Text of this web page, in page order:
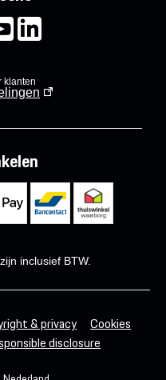
klanten
inclusief BTW.
& privacy
Cookies
disclosure